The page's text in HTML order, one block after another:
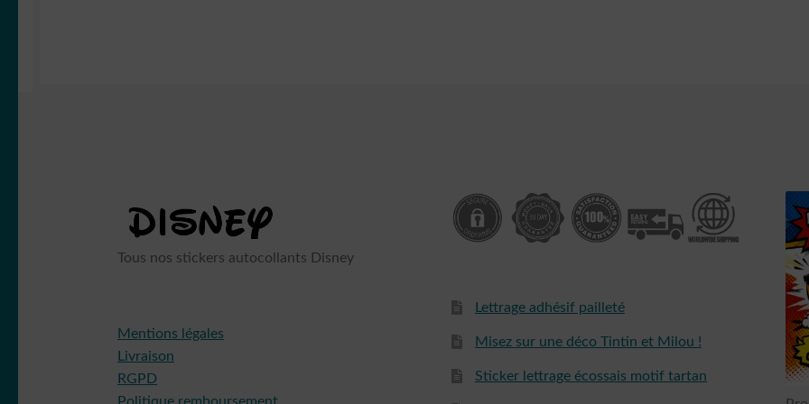
Tous nos stickers autocollants Disney
Mentions légales
Livraison
RGPD
Lettrage adhésif pailleté
Misez sur une déco Tintin et Milou !
Sticker lettrage écossais motif tartan